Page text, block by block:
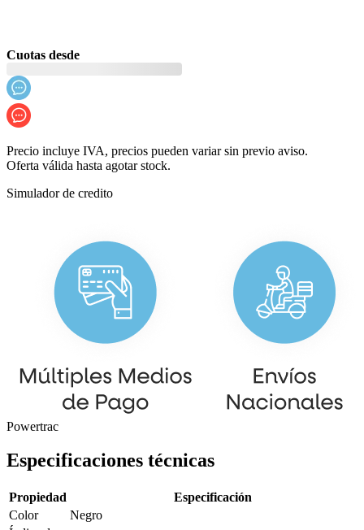
Cuotas desde
Precio incluye IVA, precios pueden variar sin previo aviso.
Oferta válida hasta agotar stock.
Simulador de credito
Powertrac
Especificaciones técnicas
Propiedad
Especificación
Color
Negro